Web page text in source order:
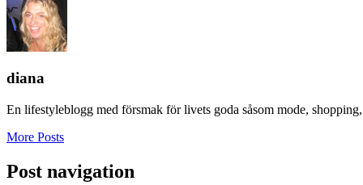
diana
En lifestyleblogg med försmak för livets goda såsom mode,
More Posts
Post navigation